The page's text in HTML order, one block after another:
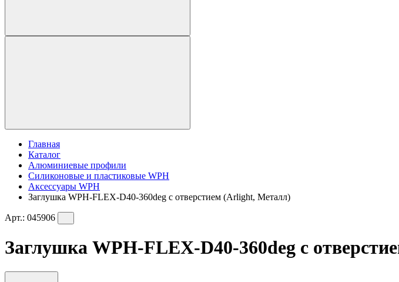
Главная
Каталог
Алюминиевые профили
Силиконовые и пластиковые WPH
Аксессуары WPH
Заглушка WPH-FLEX-D40-360deg с отверстием (Arlight, Металл)
Арт.: 045906
Заглушка WPH-FLEX-D40-360deg с